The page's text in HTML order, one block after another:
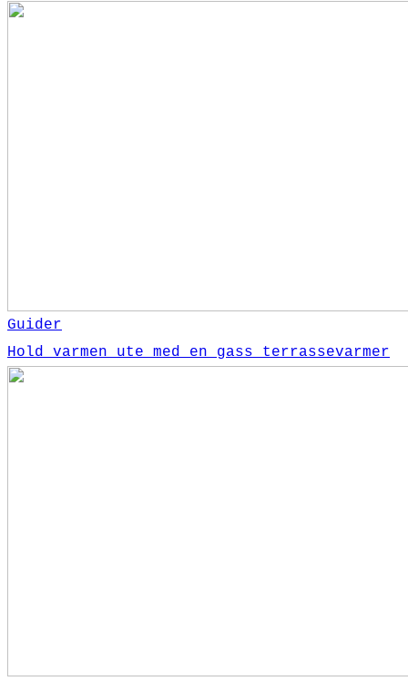
Guider
Hold varmen ute med en gass terrassevarmer